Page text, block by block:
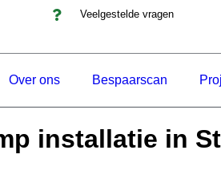
Veelgestelde vragen
Over ons Bespaarscan
installatie in